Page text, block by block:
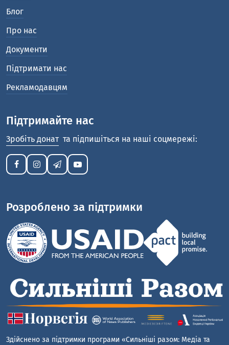
Блог
Про нас
Документи
Підтримати нас
Рекламодавцям
Підтримайте нас
Зробіть донат та підпишіться на наші соцмережі:
Розроблено за підтримки
Здійснено за підтримки програми «Сильніші разом: Медіа та